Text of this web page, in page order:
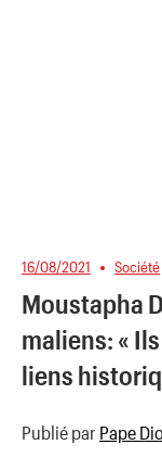
16/08/2021 Société
Moustapha
maliens: «
liens
Publié par Pape